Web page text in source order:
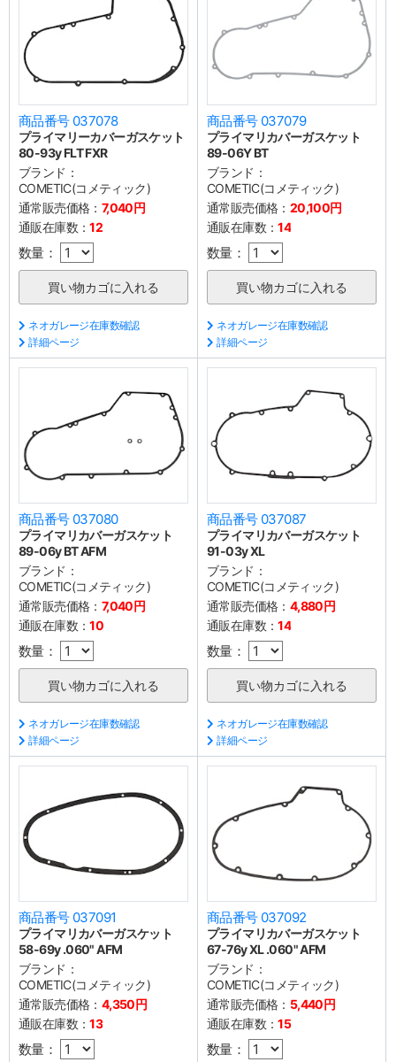
商品番号 037078
プライマリーカバーガスケット
80-93y FLT FXR
ブランド：
COMETIC(コメティック)
通常販売価格： 7,040円
通販在庫数：12
数量：
ネオガレージ在庫数確認
詳細ページ
商品番号 037079
プライマリカバーガスケット
89-06Y BT
ブランド：
COMETIC(コメティック)
通常販売価格： 20,100円
通販在庫数：14
数量：
ネオガレージ在庫数確認
詳細ページ
商品番号 037080
プライマリカバーガスケット
89-06y BT AFM
ブランド：
COMETIC(コメティック)
通常販売価格： 7,040円
通販在庫数：10
数量：
ネオガレージ在庫数確認
詳細ページ
商品番号 037087
プライマリカバーガスケット
91-03y XL
ブランド：
COMETIC(コメティック)
通常販売価格： 4,880円
通販在庫数：14
数量：
ネオガレージ在庫数確認
詳細ページ
商品番号 037091
プライマリカバーガスケット
58-69y .060" AFM
ブランド：
COMETIC(コメティック)
通常販売価格： 4,350円
通販在庫数：13
数量：
商品番号 037092
プライマリカバーガスケット
67-76y XL .060" AFM
ブランド：
COMETIC(コメティック)
通常販売価格： 5,440円
通販在庫数：15
数量：